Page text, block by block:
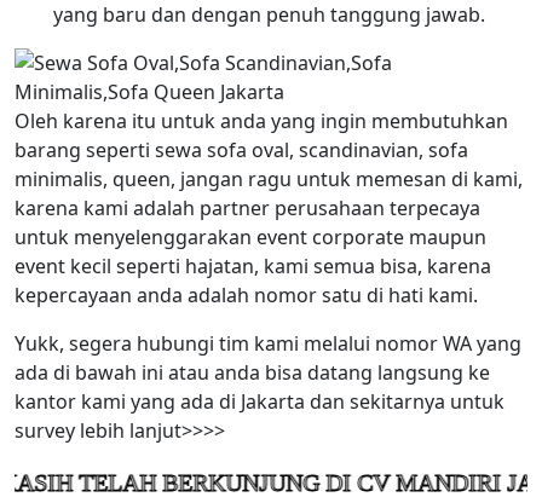
yang baru dan dengan penuh tanggung jawab.
Oleh karena itu untuk anda yang ingin membutuhkan
barang seperti sewa sofa oval, scandinavian, sofa
minimalis, queen, jangan ragu untuk memesan di kami,
karena kami adalah partner perusahaan terpecaya
untuk menyelenggarakan event corporate maupun
event kecil seperti hajatan, kami semua bisa, karena
kepercayaan anda adalah nomor satu di hati kami.
Yukk, segera hubungi tim kami melalui nomor WA yang
ada di bawah ini atau anda bisa datang langsung ke
kantor kami yang ada di Jakarta dan sekitarnya untuk
survey lebih lanjut>>>>
BERKUNJUNG DI CV MANDIRI JAYA